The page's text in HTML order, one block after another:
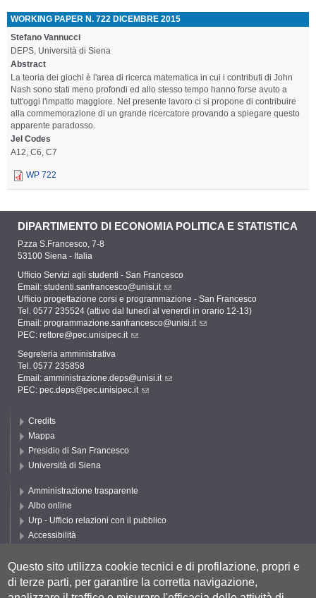
WORKING PAPER N. 722 DICEMBRE 2015
Stefano Vannucci
DEPS, Università di Siena
Abstract
La teoria dei giochi è l'area di ricerca matematica in cui i contributi di John
Nash sono stati meno profondi ed allo stesso tempo hanno forse avuto a
tutt'oggi l'impatto maggiore. Nel presente lavoro ci si propone di contribuire
alla commemorazione di un grande ricercatore provando a spiegare questo
apparente paradosso.
Jel Codes
A12, C6, C7
WP 722
DIPARTIMENTO DI ECONOMIA POLITICA E STATISTICA
P.zza S.Francesco, 7-8
53100 Siena - Italia
Ufficio Servizi agli studenti - San Francesco
Email: studenti.sanfrancesco@unisi.it
Ufficio progettazione corsi e programmazione - San Francesco
Tel. 0577 235524 (attivo dal lunedì al venerdì in orario 12-13)
Email: programmazione.sanfrancesco@unisi.it
PEC: rettore@pec.unisipec.it
Segreteria amministrativa
Tel. 0577 235858
Email: amministrazione.deps@unisi.it
PEC: pec.deps@pec.unisipec.it
Credits
Mappa
Presidio di San Francesco
Università di Siena
Amministrazione trasparente
Albo online
Urp - Ufficio relazioni con il pubblico
Accessibilità
Cookie settings
Segui DEPS
Questo sito utilizza cookie tecnici e di profilazione, propri e
di terze parti, per garantire la corretta navigazione,